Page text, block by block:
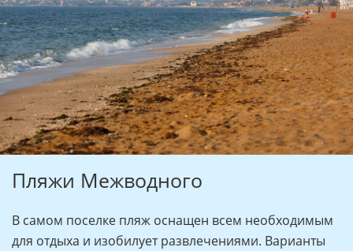
Пляжи Межводного
В самом поселке пляж оснащен всем необходимым
для отдыха и изобилует развлечениями. Варианты